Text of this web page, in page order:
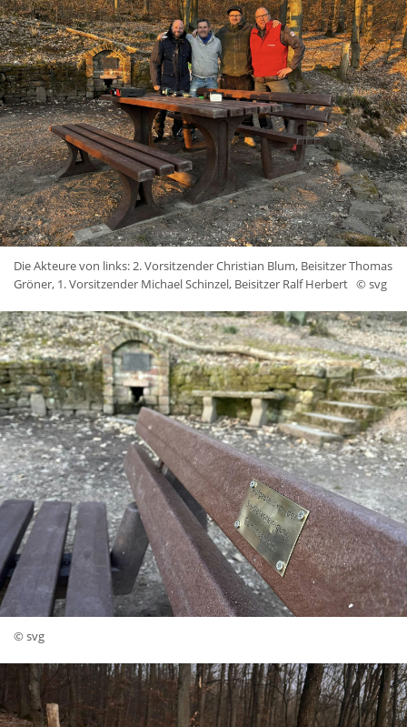
Die Akteure von links: 2. Vorsitzender Christian Blum, Beisitzer Thomas
Gröner, 1. Vorsitzender Michael Schinzel, Beisitzer Ralf Herbert © svg
© svg